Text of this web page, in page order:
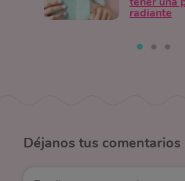
radiante
Déjanos tus comentarios